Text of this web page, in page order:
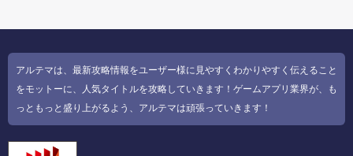
アルテマは、最新攻略情報をユーザー様に見やすくわかりやすく伝えること
をモットーに、人気タイトルを攻略していきます！ゲームアプリ業界が、も
っともっと盛り上がるよう、アルテマは頑張っていきます！